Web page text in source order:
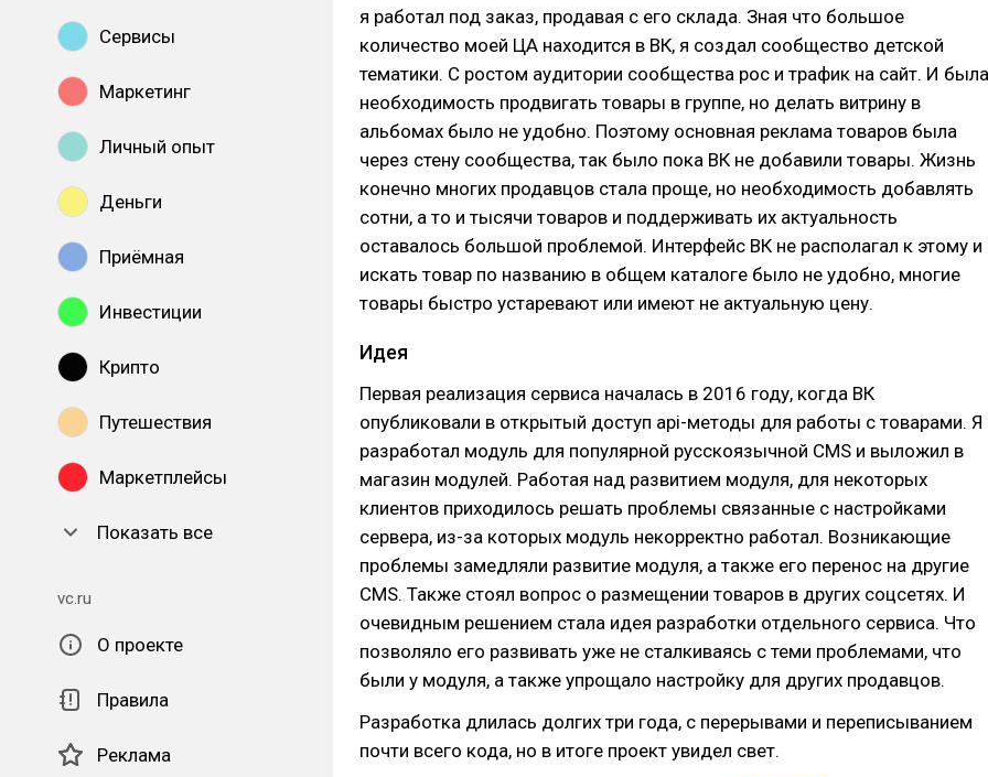
Сервисы
Маркетинг
Личный опыт
Деньги
Приёмная
Инвестиции
Крипто
Путешествия
Маркетплейсы
Показать все
vc.ru
О проекте
Правила
Реклама
я работал под заказ, продавая с его склада. Зная что большое
количество моей ЦА находится в ВК, я создал сообщество детской
тематики. С ростом аудитории сообщества рос и трафик на сайт. И была
необходимость продвигать товары в группе, но делать витрину в
альбомах было не удобно. Поэтому основная реклама товаров была
через стену сообщества, так было пока ВК не добавили товары. Жизнь
конечно многих продавцов стала проще, но необходимость добавлять
сотни, а то и тысячи товаров и поддерживать их актуальность
оставалось большой проблемой. Интерфейс ВК не располагал к этому и
искать товар по названию в общем каталоге было не удобно, многие
товары быстро устаревают или имеют не актуальную цену.
Идея
Первая реализация сервиса началась в 2016 году, когда ВК
опубликовали в открытый доступ api-методы для работы с товарами. Я
разработал модуль для популярной русскоязычной CMS и выложил в
магазин модулей. Работая над развитием модуля, для некоторых
клиентов приходилось решать проблемы связанные с настройками
сервера, из-за которых модуль некорректно работал. Возникающие
проблемы замедляли развитие модуля, а также его перенос на другие
CMS. Также стоял вопрос о размещении товаров в других соцсетях. И
очевидным решением стала идея разработки отдельного сервиса. Что
позволяло его развивать уже не сталкиваясь с теми проблемами, что
были у модуля, а также упрощало настройку для других продавцов.
Разработка длилась долгих три года, с перерывами и переписыванием
почти всего кода, но в итоге проект увидел свет.